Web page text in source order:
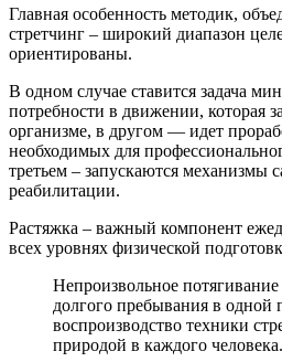
Главная особенность методик,
стретчинг – широкий диапазон
ориентированы.
В одном случае ставится задача
потребности в движении, которая
организме, в другом — идет
необходимых для
третьем – запускаются механизмы
реабилитации.
Растяжка – важный компонент
всех уровнях физической
Непроизвольное
долгого пребывания в одной
воспроизводство техники
природой в каждого человека.